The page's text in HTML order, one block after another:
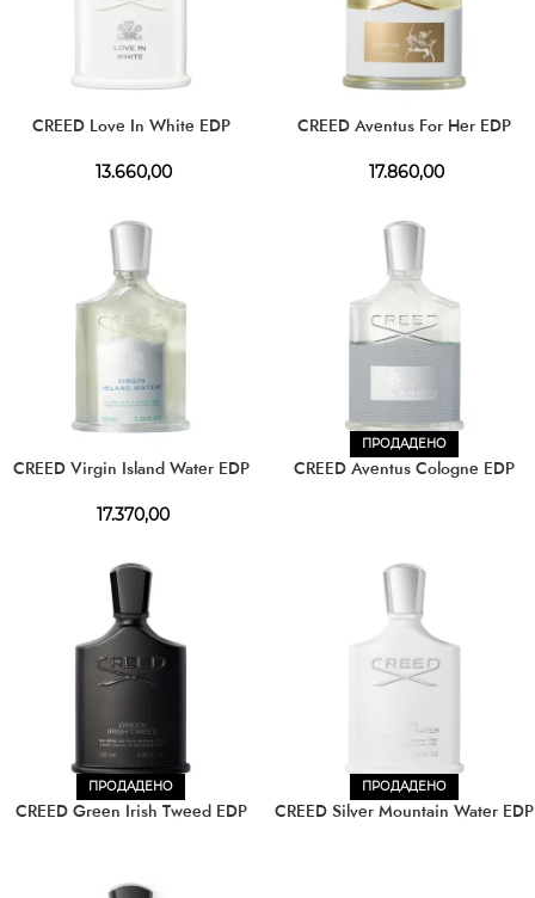
CREED Love In White EDP
13.660,00
CREED Aventus For Her EDP
17.860,00
CREED Virgin Island Water EDP
17.370,00
ПРОДАДЕНО
CREED Aventus Cologne EDP
ПРОДАДЕНО
CREED Green Irish Tweed EDP
ПРОДАДЕНО
CREED Silver Mountain Water EDP